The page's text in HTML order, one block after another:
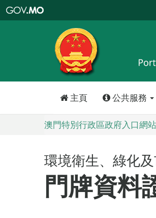
特
政
區
政
口
主頁 公共服務
澳門特別行政區政府入口網站
環境衛生、綠化
門牌資料